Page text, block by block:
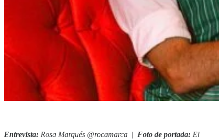
Entrevista: Rosa Marqués @rocamarca | Foto de portada: El